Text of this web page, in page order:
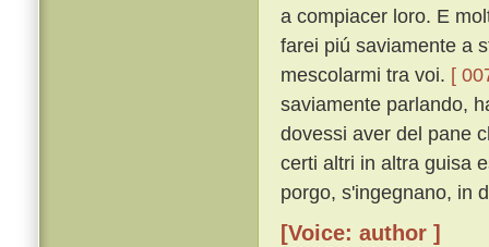
a compiacer loro. E
farei piú saviamente a
mescolarmi tra voi. [
saviamente parlando,
dovessi aver del pane
certi altri in altra guisa
porgo, s'ingegnano, in
[Voice: author ]